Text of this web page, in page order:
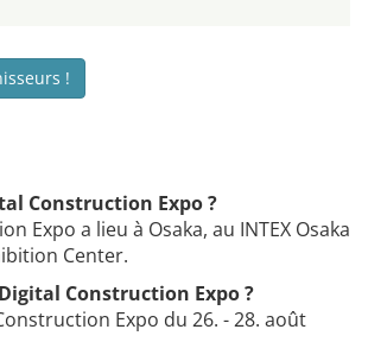
!
Construction Expo ?
Expo a lieu à Osaka, au INTEX Osaka
Center.
Construction Expo ?
Expo du 26. - 28. août